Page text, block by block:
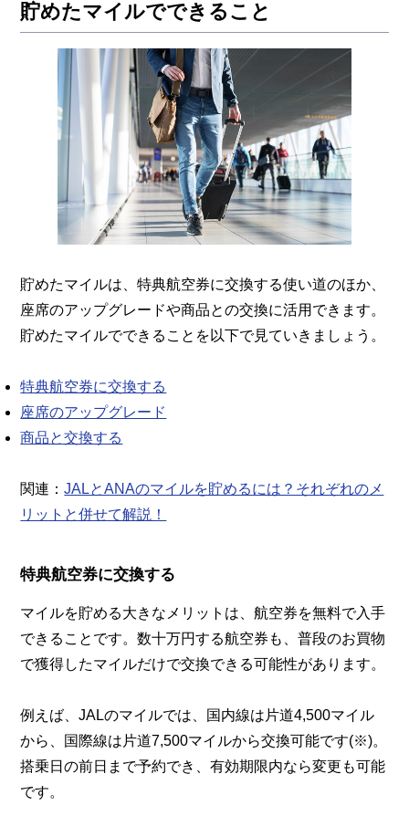
貯めたマイルでできること
貯めたマイルは、特典航空券に交換する使い道のほか、
座席のアップグレードや商品との交換に活用できます。
貯めたマイルでできることを以下で見ていきましょう。
特典航空券に交換する
座席のアップグレード
商品と交換する
関連：JALとANAのマイルを貯めるには？それぞれのメ
リットと併せて解説！
特典航空券に交換する
マイルを貯める大きなメリットは、航空券を無料で入手
できることです。数十万円する航空券も、普段のお買物
で獲得したマイルだけで交換できる可能性があります。
例えば、JALのマイルでは、国内線は片道4,500マイル
から、国際線は片道7,500マイルから交換可能です(※)。
搭乗日の前日まで予約でき、有効期限内なら変更も可能
です。